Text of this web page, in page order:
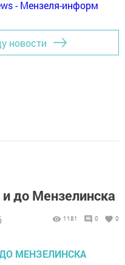
- Мензеля-информ
новости
до Мензелинска
1181 0 0